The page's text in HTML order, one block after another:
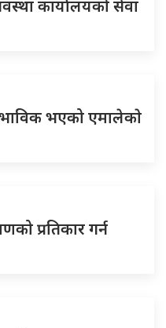
कार्यालयको सेवा
भएको एमालेकाे
प्रतिकार गर्न